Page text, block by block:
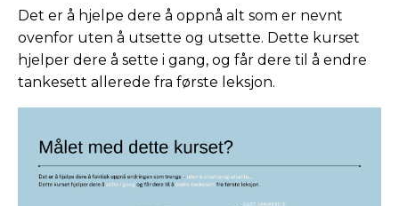
Det er å hjelpe dere å oppnå alt som er nevnt
ovenfor uten å utsette og utsette. Dette kurset
hjelper dere å sette i gang, og får dere til å endre
tankesett allerede fra første leksjon.